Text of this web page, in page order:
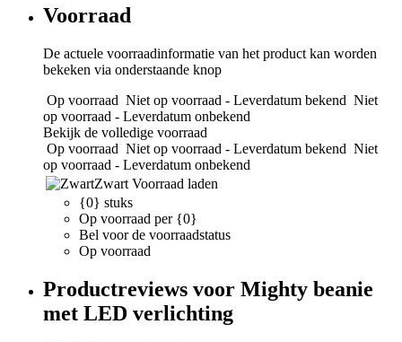
Voorraad
De actuele voorraadinformatie van het product kan worden
bekeken via onderstaande knop
Op voorraad Niet op voorraad - Leverdatum bekend Niet
op voorraad - Leverdatum onbekend
Bekijk de volledige voorraad
Op voorraad Niet op voorraad - Leverdatum bekend Niet
op voorraad - Leverdatum onbekend
Zwart Voorraad laden
{0} stuks
Op voorraad per {0}
Bel voor de voorraadstatus
Op voorraad
Productreviews voor Mighty beanie
met LED verlichting